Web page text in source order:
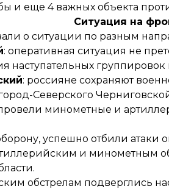
и еще 4 важных объекта
Ситуация на
о ситуации по разным
: оперативная ситуация не
наступательных группировок
: россияне сохраняют
Северского
минометные и
успешно отбили атаки
и минометным
обстрелам подверглись